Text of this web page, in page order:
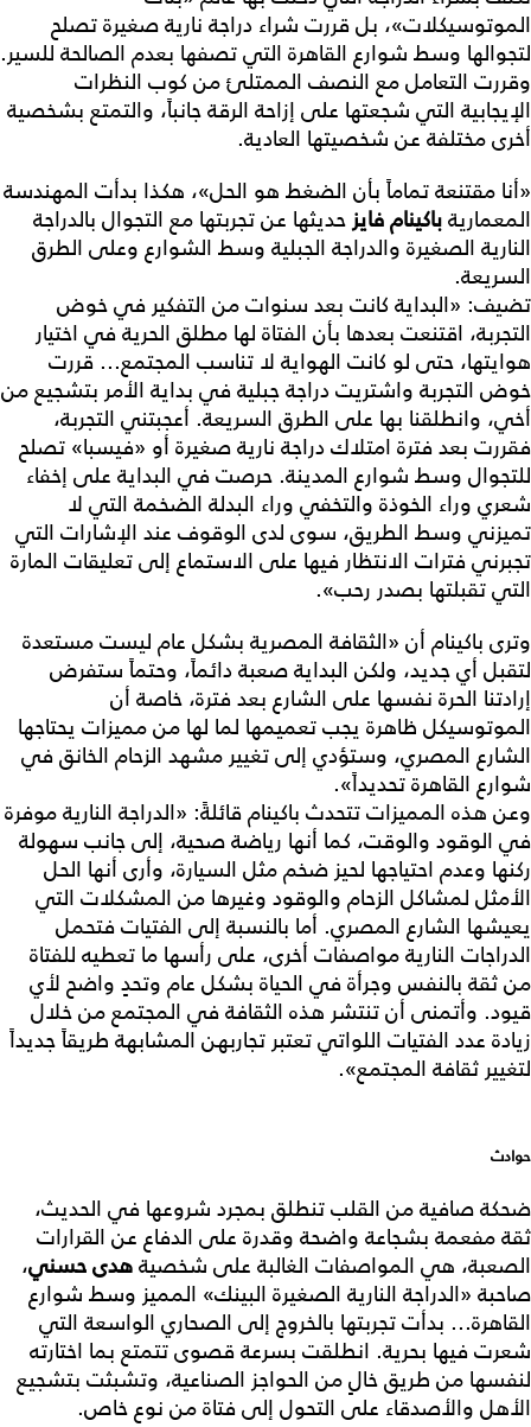
الموتوسيكلات»، بل قررت شراء دراجة نارية صغيرة تصلح
لتجوالها وسط شوارع القاهرة التي تصفها بعدم الصالحة للسير.
وقررت التعامل مع النصف الممتلئ من كوب النظرات
الإيجابية التي شجعتها على إزاحة الرقة جانباً، والتمتع بشخصية
أخرى مختلفة عن شخصيتها العادية.
«أنا مقتنعة تماماً بأن الضغط هو الحل»، هكذا بدأت المهندسة
المعماريةباكينام فايزحديثها عن تجربتها مع التجوال بالدراجة
النارية الصغيرة والدراجة الجبلية وسط الشوارع وعلى الطرق
السريعة.
تضيف: «البداية كانت بعد سنوات من التفكير في خوض
التجربة، اقتنعت بعدها بأن الفتاة لها مطلق الحرية في اختيار
هوايتها، حتى لو كانت الهواية لا تناسب المجتمع... قررت
خوض التجربة واشتريت دراجة جبلية في بداية الأمر بتشجيع من
أخي، وانطلقنا بها على الطرق السريعة. أعجبتني التجربة،
فقررت بعد فترة امتلاك دراجة نارية صغيرة أو «فيسبا» تصلح
للتجوال وسط شوارع المدينة. حرصت في البداية على إخفاء
شعري وراء الخوذة والتخفي وراء البدلة الضخمة التي لا
تميزني وسط الطريق، سوى لدى الوقوف عند الإشارات التي
تجبرني فترات الانتظار فيها على الاستماع إلى تعليقات المارة
التي تقبلتها بصدر رحب».
وترى باكينام أن «الثقافة المصرية بشكل عام ليست مستعدة
لتقبل أي جديد، ولكن البداية صعبة دائماً، وحتماً ستفرض
إرادتنا الحرة نفسها على الشارع بعد فترة، خاصة أن
الموتوسيكل ظاهرة يجب تعميمها لما لها من مميزات يحتاجها
الشارع المصري، وستؤدي إلى تغيير مشهد الزحام الخانق في
شوارع القاهرة تحديداً».
وعن هذه المميزات تتحدث باكينام قائلةً: «الدراجة النارية موفرة
في الوقود والوقت، كما أنها رياضة صحية، إلى جانب سهولة
ركنها وعدم احتياجها لحيز ضخم مثل السيارة، وأرى أنها الحل
الأمثل لمشاكل الزحام والوقود وغيرها من المشكلات التي
يعيشها الشارع المصري. أما بالنسبة إلى الفتيات فتحمل
الدراجات النارية مواصفات أخرى، على رأسها ما تعطيه للفتاة
من ثقة بالنفس وجرأة في الحياة بشكل عام وتحدٍ واضح لأي
قيود. وأتمنى أن تنتشر هذه الثقافة في المجتمع من خلال
زيادة عدد الفتيات اللواتي تعتبر تجاربهن المشابهة طريقاً جديداً
لتغيير ثقافة المجتمع».
حوادث
ضحكة صافية من القلب تنطلق بمجرد شروعها في الحديث،
ثقة مفعمة بشجاعة واضحة وقدرة على الدفاع عن القرارات
الصعبة، هي المواصفات الغالبة على شخصيةهدى حسني،
صاحبة «الدراجة النارية الصغيرة البينك» المميز وسط شوارع
القاهرة... بدأت تجربتها بالخروج إلى الصحاري الواسعة التي
شعرت فيها بحرية. انطلقت بسرعة قصوى تتمتع بما اختارته
لنفسها من طريق خالٍ من الحواجز الصناعية، وتشبثت بتشجيع
الأهل والأصدقاء على التحول إلى فتاة من نوع خاص.